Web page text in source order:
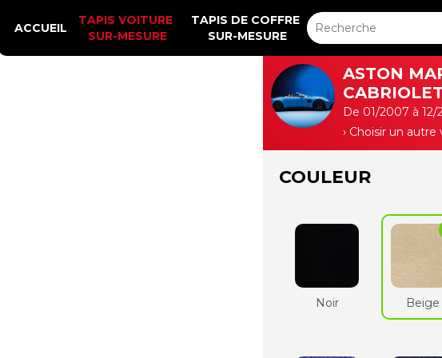
ASTON
CABRIOLET
De 01/2007 à 12/
› Choisir un autre
COULEUR
Noir Beige
ACCUEIL
TAPIS VOITURE
SUR-MESURE
TAPIS DE COFFRE
SUR-MESURE